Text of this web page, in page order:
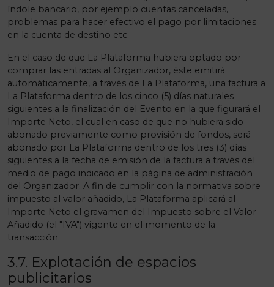
índole bancario, por ejemplo cuentas canceladas,
problemas para hacer efectivo el pago por limitaciones
en la cuenta de destino etc.
En el caso de que La Plataforma hubiera optado por
comprar las entradas al Organizador, éste emitirá
automáticamente, a través de La Plataforma, una factura a
La Plataforma dentro de los cinco (5) días naturales
siguientes a la finalización del Evento en la que figurará el
Importe Neto, el cual en caso de que no hubiera sido
abonado previamente como provisión de fondos, será
abonado por La Plataforma dentro de los tres (3) días
siguientes a la fecha de emisión de la factura a través del
medio de pago indicado en la página de administración
del Organizador. A fin de cumplir con la normativa sobre
impuesto al valor añadido, La Plataforma aplicará al
Importe Neto el gravamen del Impuesto sobre el Valor
Añadido (el "IVA") vigente en el momento de la
transacción.
3.7. Explotación de espacios
publicitarios